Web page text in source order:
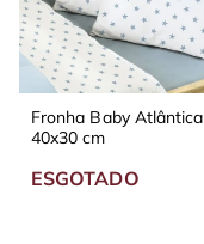
Fronha Baby Atlântica
40x30 cm
ESGOTADO